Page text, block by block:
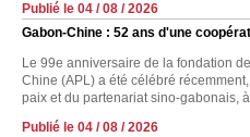
Publié le 04 / 08 / 2026
Gabon-Chine : 52 ans d'une
Le 99e anniversaire de la fondation
Chine (APL) a été célébré
paix et du partenariat sino-gabonais,
Publié le 04 / 08 / 2026